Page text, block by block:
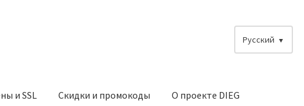
Русский
и SSL Скидки и промокоды О проекте DIEG